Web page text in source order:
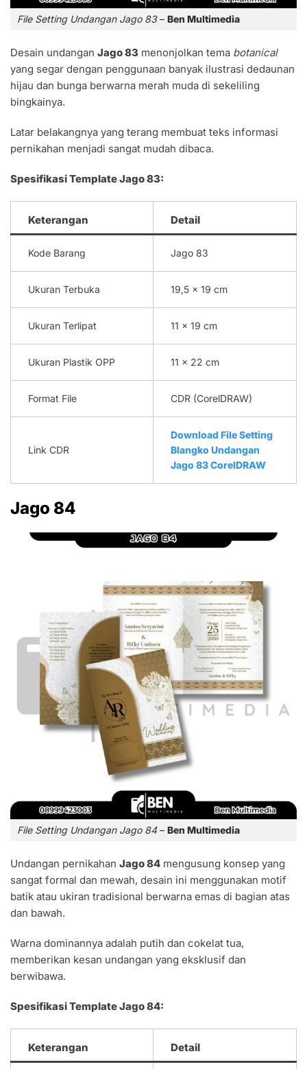
File Setting Undangan Jago 83– Ben Multimedia
Desain undangan Jago 83 menonjolkan tema botanical
yang segar dengan penggunaan banyak ilustrasi dedaunan
hijau dan bunga berwarna merah muda di sekeliling
bingkainya.
Latar belakangnya yang terang membuat teks informasi
pernikahan menjadi sangat mudah dibaca.
Spesifikasi Template Jago 83:
Keterangan Detail
Kode Barang Jago 83
Ukuran Terbuka 19,5 x 19 cm
Ukuran Terlipat 11 x 19 cm
Ukuran Plastik OPP 11 x 22 cm
Format File CDR (CorelDRAW)
Link CDR
Download File Setting
Blangko Undangan
Jago 83 CorelDRAW
Jago 84
File Setting Undangan Jago 84– Ben Multimedia
Undangan pernikahan Jago 84 mengusung konsep yang
sangat formal dan mewah, desain ini menggunakan motif
batik atau ukiran tradisional berwarna emas di bagian atas
dan bawah.
Warna dominannya adalah putih dan cokelat tua,
memberikan kesan undangan yang eksklusif dan
berwibawa.
Spesifikasi Template Jago 84:
Keterangan Detail